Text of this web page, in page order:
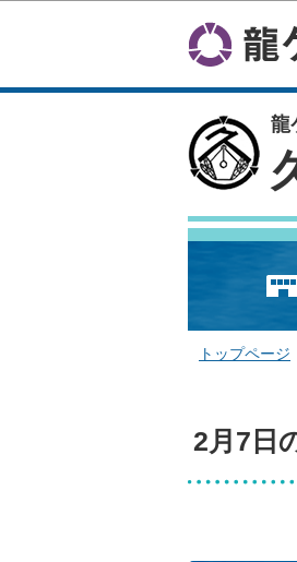
龍
トップページ
2月7日